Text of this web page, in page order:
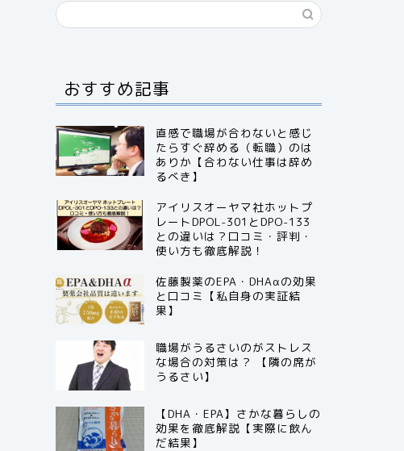
おすすめ記事
直感で職場が合わないと感じ
たらすぐ辞める（転職）のは
ありか【合わない仕事は辞め
るべき】
アイリスオーヤマ社ホットプ
レートDPOL-301とDPO-133
との違いは？口コミ・評判・
使い方も徹底解説！
佐藤製薬のEPA・DHAαの効果
と口コミ【私自身の実証結
果】
職場がうるさいのがストレス
な場合の対策は？ 【隣の席が
うるさい】
【DHA・EPA】さかな暮らしの
効果を徹底解説【実際に飲ん
だ結果】